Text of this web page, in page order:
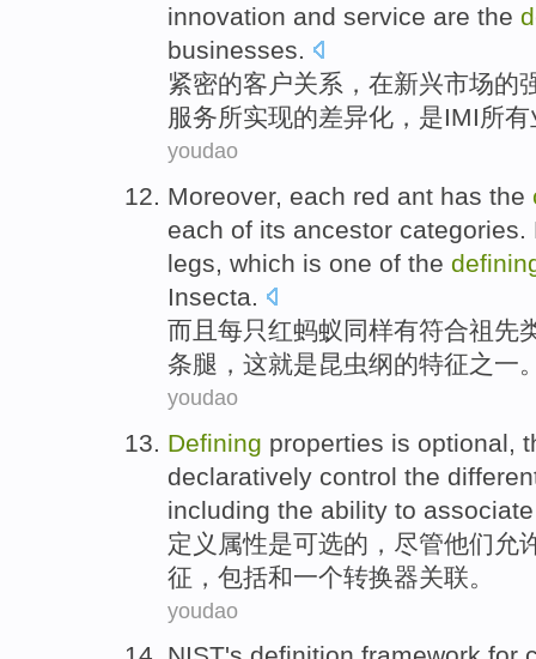
innovation and service are the
businesses.
紧密的客户关系 ， 在新兴市场的
服务所实现的差异化 ， 是IMI所有
youdao
Moreover, each red ant has the
each of its ancestor categories.
legs, which is one of the
Insecta.
而且 每只红蚂蚁 同样有符合祖先
条腿 ， 这就是昆虫纲的特征之一
youdao
Defining properties is optional
declaratively control the
including the ability to associate
定义 属性是可选的， 尽管他们允
征 ， 包括和一个转换器关联 。
youdao